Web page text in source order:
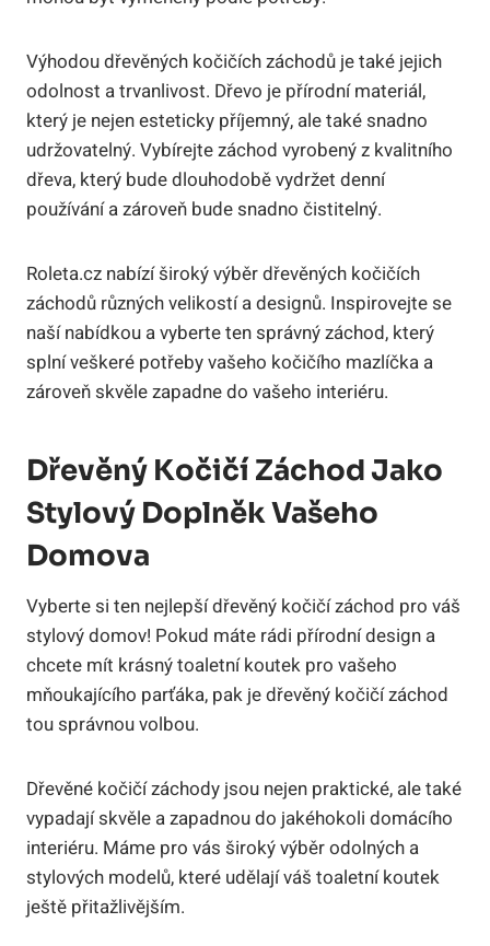
Výhodou dřevěných kočičích záchodů je také jejich
odolnost a trvanlivost. Dřevo je přírodní materiál,
který je nejen esteticky příjemný, ale také snadno
udržovatelný. Vybírejte záchod vyrobený z kvalitního
dřeva, který bude dlouhodobě vydržet denní
používání a zároveň bude snadno čistitelný.
Roleta.cz nabízí široký výběr dřevěných kočičích
záchodů různých velikostí a designů. Inspirovejte se
naší nabídkou a vyberte ten správný záchod, který
splní veškeré potřeby vašeho kočičího mazlíčka a
zároveň skvěle zapadne do vašeho interiéru.
Dřevěný Kočičí Záchod Jako
Stylový Doplněk Vašeho
Domova
Vyberte si ten nejlepší dřevěný kočičí záchod pro váš
stylový domov! Pokud máte rádi přírodní design a
chcete mít krásný toaletní koutek pro vašeho
mňoukajícího parťáka, pak je dřevěný kočičí záchod
tou správnou volbou.
Dřevěné kočičí záchody jsou nejen praktické, ale také
vypadají skvěle a zapadnou do jakéhokoli domácího
interiéru. Máme pro vás široký výběr odolných a
stylových modelů, které udělají váš toaletní koutek
ještě přitažlivějším.